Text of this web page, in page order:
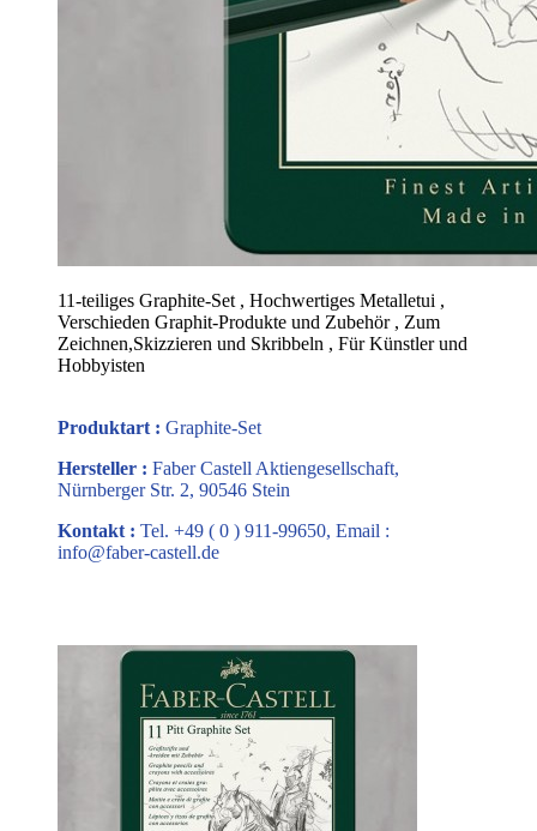
11-teiliges Graphite-Set , Hochwertiges Metalletui ,
Verschieden Graphit-Produkte und Zubehör , Zum
Zeichnen,Skizzieren und Skribbeln , Für Künstler und
Hobbyisten
Produktart : Graphite-Set
Hersteller : Faber Castell Aktiengesellschaft,
Nürnberger Str. 2, 90546 Stein
Kontakt : Tel. +49 ( 0 ) 911-99650, Email :
info@faber-castell.de